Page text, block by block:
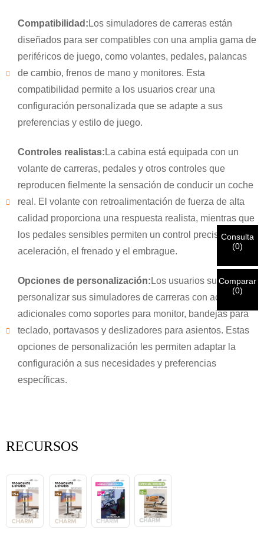
Compatibilidad: Los simuladores de carreras están
diseñados para ser compatibles con una amplia gama de
periféricos de juego, como volantes, pedales, palancas
de cambio, frenos de mano y monitores. Esta
compatibilidad permite a los usuarios crear una
configuración personalizada que se adapte a sus
preferencias y estilo de juego.
Controles realistas: La cabina está equipada con un
volante de carreras, pedales y otros controles que
reproducen fielmente la sensación de conducir un coche
real. El volante con retroalimentación de fuerza de alta
calidad proporciona una respuesta realista, mientras que
los pedales sensibles permiten un control preciso de la
aceleración, el frenado y el embrague.
Opciones de personalización: Los usuarios suelen
personalizar sus simuladores de carreras con accesorios
adicionales como soportes para monitor, bandejas para
teclado, portavasos y deslizadores para asientos. Estas
opciones de personalización les permiten adaptar la
configuración a sus necesidades y preferencias
específicas.
RECURSOS
ELIGE TU PROPIA IDENTIDAD
Soy
Cliente de CHARM
Soy
Introduzca a continuación su dirección de correo electrónico
Entregar
Antes de enviar, por favor VERIFICAR TODO
La información incorrecta provocará el fallo
en el envío de los materiales.
Volver Entregar
Hemos recibido su solicitud y la enviaremos.VERIFICARSu
envío
información para autenticación y autorización. Una vez que
por correo electrónico.
Consulta
(0)
Comparar
(0)